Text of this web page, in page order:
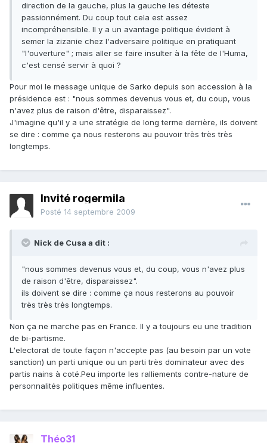
direction de la gauche, plus la gauche les déteste
passionnément. Du coup tout cela est assez
incompréhensible. Il y a un avantage politique évident à
semer la zizanie chez l'adversaire politique en pratiquant
"l'ouverture" ; mais aller se faire insulter à la fête de l'Huma,
c'est censé servir à quoi ?
Pour moi le message unique de Sarko depuis son accession à la
présidence est : "nous sommes devenus vous et, du coup, vous
n'avez plus de raison d'être, disparaissez".
J'imagine qu'il y a une stratégie de long terme derrière, ils doivent
se dire : comme ça nous resterons au pouvoir très très très
longtemps.
Invité rogermila
Posté 14 septembre 2009
Nick de Cusa a dit :
"nous sommes devenus vous et, du coup, vous n'avez plus
de raison d'être, disparaissez".
ils doivent se dire : comme ça nous resterons au pouvoir
très très très longtemps.
Non ça ne marche pas en France. Il y a toujours eu une tradition
de bi-partisme.
L'electorat de toute façon n'accepte pas (au besoin par un vote
sanction) un parti unique ou un parti très dominateur avec des
partis nains à coté.Peu importe les ralliements contre-nature de
personnalités politiques même influentes.
Théo31